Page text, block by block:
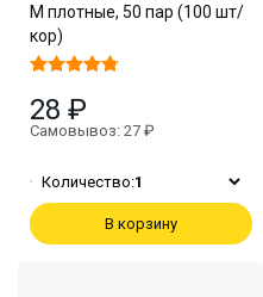
M плотные, 50 пар (100 шт/
кор)
28 ₽
Самовывоз: 27 ₽
Количество:1
В корзину